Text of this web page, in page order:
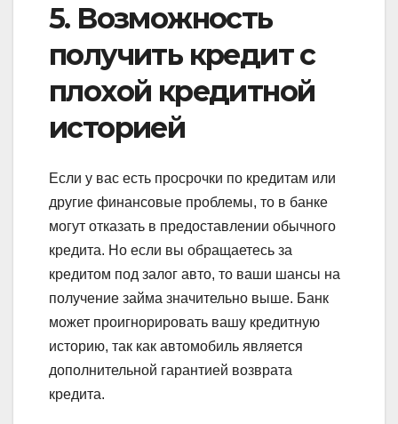
5. Возможность
получить кредит с
плохой кредитной
историей
Если у вас есть просрочки по кредитам или
другие финансовые проблемы, то в банке
могут отказать в предоставлении обычного
кредита. Но если вы обращаетесь за
кредитом под залог авто, то ваши шансы на
получение займа значительно выше. Банк
может проигнорировать вашу кредитную
историю, так как автомобиль является
дополнительной гарантией возврата
кредита.